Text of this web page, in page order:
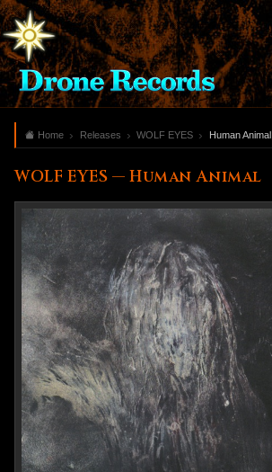
Home Releases WOLF EYES Human Animal
WOLF EYES — Human Animal